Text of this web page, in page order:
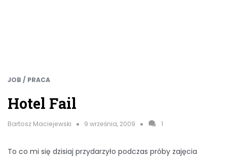
JOB / PRACA
Hotel Fail
Bartosz Maciejewski 9 września, 2009 1
To co mi się dzisiaj przydarzyło podczas próby zajęcia